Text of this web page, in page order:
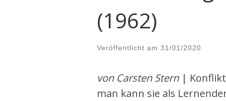
(1962)
Veröffentlicht am 31/01/2020
von Carsten Stern|
man kann sie als